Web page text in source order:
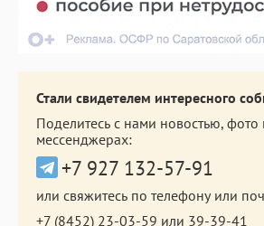
Стали свидетелем интересного
Поделитесь с нами новостью,
мессенджерах:
+7 927 132-57-91
или свяжитесь по телефону или
+7 (8452) 23-03-59 или 39-39-41